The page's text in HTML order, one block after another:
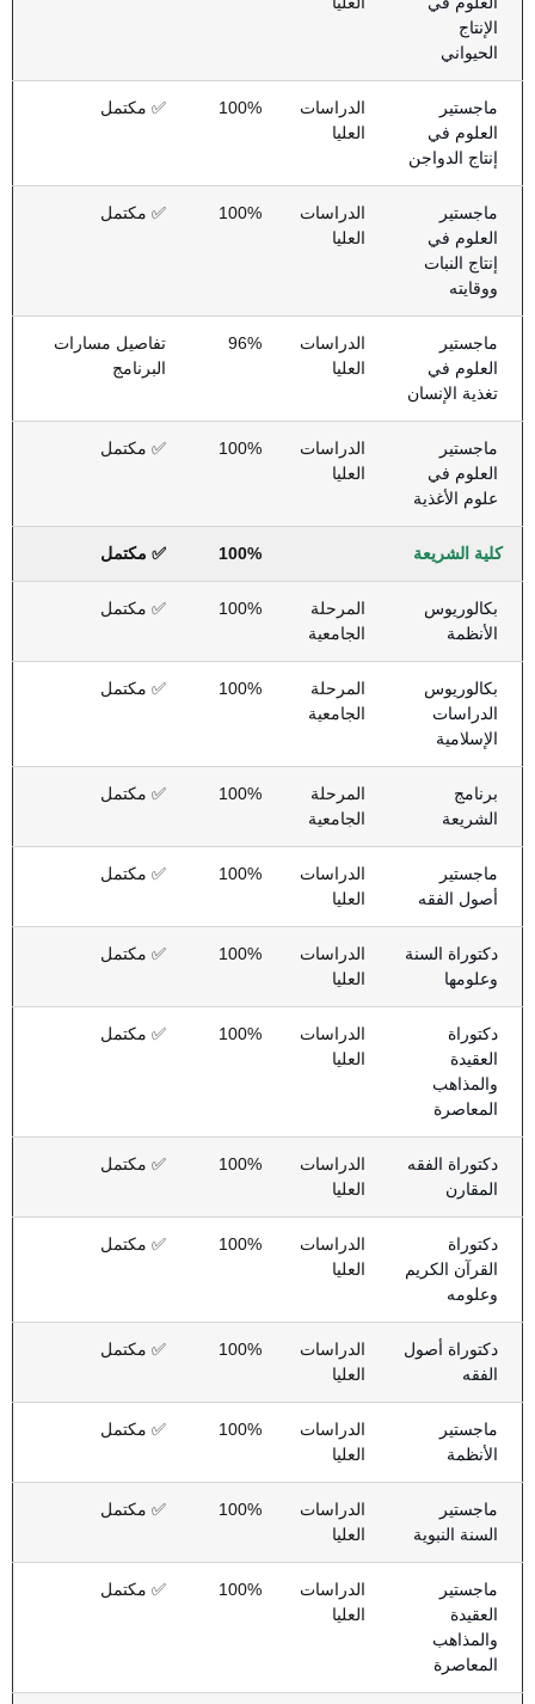
الإنتاج
الحيواني
ماجستير
العلوم في
إنتاج الدواجن
الدراسات
العليا
100% ✅ مكتمل
ماجستير
العلوم في
إنتاج النبات
ووقايته
الدراسات
العليا
100% ✅ مكتمل
ماجستير
العلوم في
تغذية الإنسان
الدراسات
العليا
96%
تفاصيل مسارات
البرنامج
ماجستير
العلوم في
علوم الأغذية
الدراسات
العليا
100% ✅ مكتمل
كلية الشريعة 100% ✅ مكتمل
بكالوريوس
الأنظمة
المرحلة
الجامعية
100% ✅ مكتمل
بكالوريوس
الدراسات
الإسلامية
المرحلة
الجامعية
100% ✅ مكتمل
برنامج
الشريعة
المرحلة
الجامعية
100% ✅ مكتمل
ماجستير
أصول الفقه
الدراسات
العليا
100% ✅ مكتمل
دكتوراة السنة
وعلومها
الدراسات
العليا
100% ✅ مكتمل
دكتوراة
العقيدة
والمذاهب
المعاصرة
الدراسات
العليا
100% ✅ مكتمل
دكتوراة الفقه
المقارن
الدراسات
العليا
100% ✅ مكتمل
دكتوراة
القرآن الكريم
وعلومه
الدراسات
العليا
100% ✅ مكتمل
دكتوراة أصول
الفقه
الدراسات
العليا
100% ✅ مكتمل
ماجستير
الأنظمة
الدراسات
العليا
100% ✅ مكتمل
ماجستير
السنة النبوية
الدراسات
العليا
100% ✅ مكتمل
ماجستير
العقيدة
والمذاهب
المعاصرة
الدراسات
العليا
100% ✅ مكتمل